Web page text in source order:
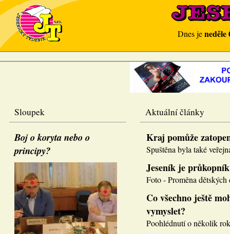
Dnes jeneděle
Sloupek
Boj o koryta nebo o
principy?
Aktuální články
Kraj pomůže
Spuštěna byla také
Jeseník je průkopník
Foto - Proměna
Co všechno ještě
vymyslet?
Poohlédnutí o několik